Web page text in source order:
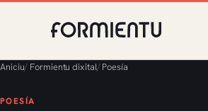
Aniciu/ Formientu dixital/ Poesía
POESÍA